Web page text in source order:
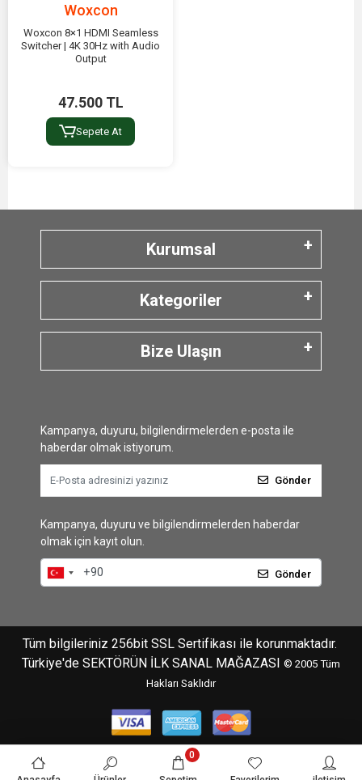
Woxcon
Woxcon 8×1 HDMI Seamless
Switcher | 4K 30Hz with Audio
Output
47.500 TL
Sepete At
Kurumsal
Kategoriler
Bize Ulaşın
Kampanya, duyuru, bilgilendirmelerden e-posta ile
haberdar olmak istiyorum.
Gönder
Kampanya, duyuru ve bilgilendirmelerden haberdar
olmak için kayıt olun.
Gönder
Tüm bilgileriniz 256bit SSL Sertifikası ile korunmaktadır.
Türkiye'de SEKTÖRÜN İLK SANAL MAĞAZASI
© 2005 Tüm
Hakları Saklıdır
0